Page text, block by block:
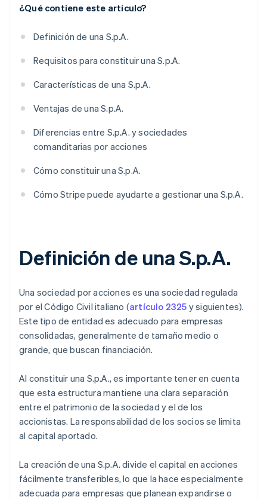
¿Qué contiene este artículo?
Definición de una S.p.A.
Requisitos para constituir una S.p.A.
Características de una S.p.A.
Ventajas de una S.p.A.
Diferencias entre S.p.A. y sociedades
comanditarias por acciones
Cómo constituir una S.p.A.
Cómo Stripe puede ayudarte a gestionar una S.p.A.
Definición de una S.p.A.
Una sociedad por acciones es una sociedad regulada
por el Código Civil italiano (artículo 2325 y siguientes).
Este tipo de entidad es adecuado para empresas
consolidadas, generalmente de tamaño medio o
grande, que buscan financiación.
Al constituir una S.p.A., es importante tener en cuenta
que esta estructura mantiene una clara separación
entre el patrimonio de la sociedad y el de los
accionistas. La responsabilidad de los socios se limita
al capital aportado.
La creación de una S.p.A. divide el capital en acciones
fácilmente transferibles, lo que la hace especialmente
adecuada para empresas que planean expandirse o